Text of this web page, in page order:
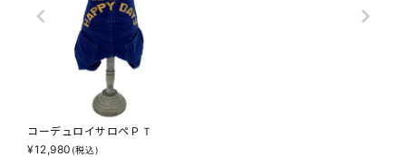
コーデュロイサロペＰＴ
¥12,980 (税込)